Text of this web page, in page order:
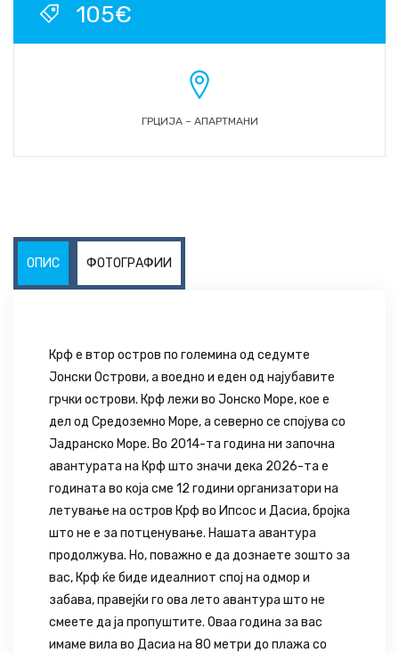
105€
ГРЦИЈА – АПАРТМАНИ
ОПИС ФОТОГРАФИИ
Крф e втор остров по големина од седумте
Јонски Острови, а воедно и еден од најубавите
грчки острови. Крф лежи во Јонско Море, кое е
дел од Средоземно Море, а северно се спојува со
Јадранско Море. Во 2014-та година ни започна
авантурата на Крф што значи дека 2026-та е
годината во која сме 12 години организатори на
летување на остров Крф во Ипсос и Дасиа, бројка
што не е за потценување. Нашата авантура
продолжува. Но, поважно е да дознаете зошто за
вас, Крф ќе биде идеалниот спој на одмор и
забава, правејќи го ова лето авантура што не
смеете да ја пропуштите. Оваа година за вас
имаме вила во Дасиа на 80 метри до плажа со